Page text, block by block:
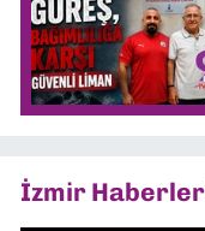
İzmir